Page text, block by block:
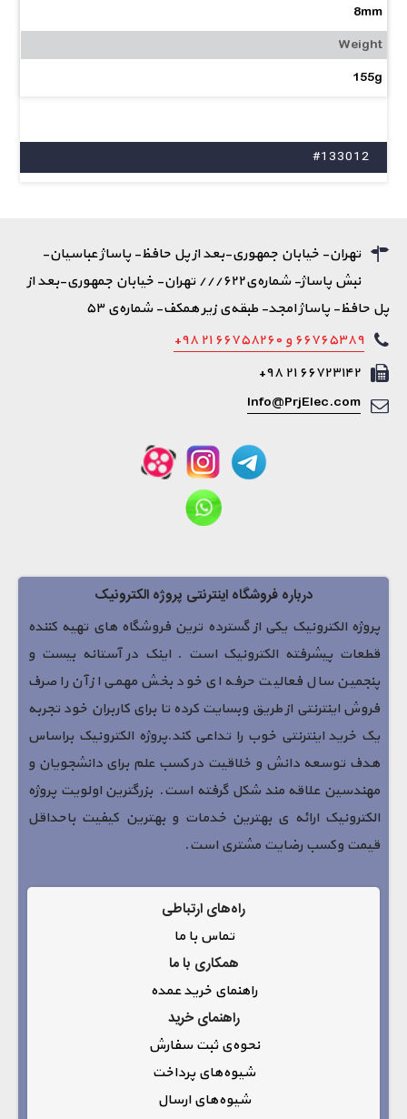
8mm
Weight
155g
#133012
تهران- خیابان جمهوری-بعد از پل حافظ- پاساژ عباسیان-
نبش پاساژ- شماره‌ی۶۲۲/// تهران- خیابان جمهوری-بعد از
پل حافظ- پاساژ امجد- طبقه‌ی زیر همکف- شماره‌ی ۵۳
۶۶۷۶۵۳۸۹ و ۶۶۷۵۸۲۶۰ ۲۱ ۹۸+
۶۶۷۲۳۱۴۲ ۲۱ ۹۸+
Info@PrjElec.com
درباره فروشگاه اینترنتی پروژه الکترونیک
پروژه الکترونیک یکی از گسترده ترین فروشگاه های تهیه کننده
قطعات پیشرفته الکترونیک است . اینک در آستانه بیست و
پنجمین سال فعالیت حرفه ای خود بخش مهمی از آن را صرف
فروش اینترنتی از طریق وبسایت کرده تا برای کاربران خود تجربه
یک خرید اینترنتی خوب را تداعی کند.پروژه الکترونیک براساس
هدف توسعه دانش و خلاقیت در کسب علم برای دانشجویان و
مهندسین علاقه مند شکل گرفته است. بزرگترین اولویت پروژه
الکترونیک ارائه ی بهترین خدمات و بهترین کیفیت باحداقل
قیمت وکسب رضایت مشتری است.
راه‌های ارتباطی
تماس با ما
همکاری با ما
راهنمای خرید عمده
راهنمای خرید
نحوه‌ی ثبت سفارش
شیوه‌های پرداخت
شیوه‌های ارسال